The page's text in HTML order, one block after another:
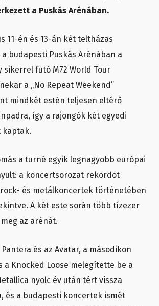
a Puskás Arénában.
11-én és 13-án két teltházas
budapesti Puskás Arénában a
sikerrel futó M72 World Tour
a „No Repeat Weekend”
mindkét estén teljesen eltérő
így a rajongók két egyedi
kaptak.
a turné egyik legnagyobb európai
a koncertsorozat rekordot
és metálkoncertek történetében
A két este során több tízezer
az arénát.
és az Avatar, a másodikon
a Knocked Loose melegítette be a
nyolc év után tért vissza
és a budapesti koncertek ismét